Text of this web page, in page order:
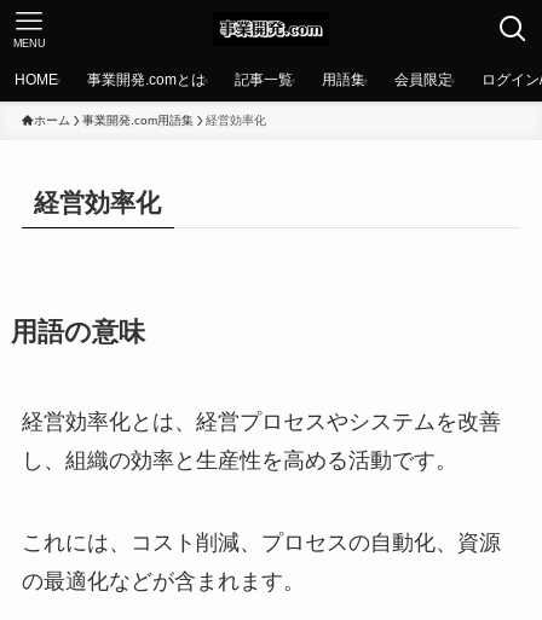
MENU
HOME 事業開発.comとは 記事一覧 用語集 会員限定 ログイ
ホーム 事業開発.com用語集 経営効率化
経営効率化
用語の意味
経営効率化とは、経営プロセスやシステムを改善
し、組織の効率と生産性を高める活動です。
これには、コスト削減、プロセスの自動化、資源
の最適化などが含まれます。